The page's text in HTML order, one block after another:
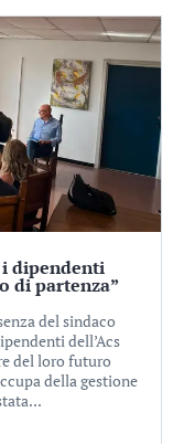
dipendenti
di partenza”
del sindaco
dell’Acs
del loro futuro
della gestione